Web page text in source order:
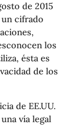
de 2015
cifrado
los
ésta es
de los
de EE.UU.
vía legal